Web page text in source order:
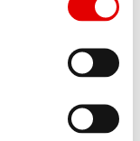
dobór